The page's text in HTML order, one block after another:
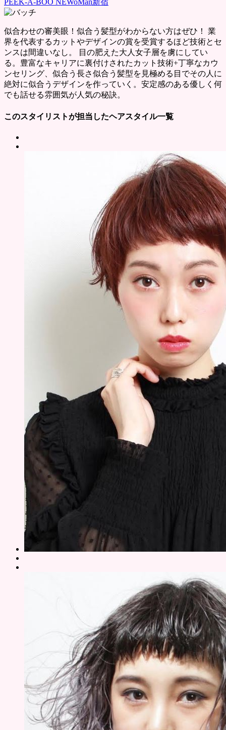
PEEK-A-BOO NEWoMan新宿
似合わせの審美眼！似合う髪型がわからない方はぜひ！ 業
界を代表するカットやデザインの賞を受賞するほど技術とセ
ンスは間違いなし。 目の肥えた大人女子層を虜にしてい
る。豊富なキャリアに裏付けされたカット技術+丁寧なカウ
ンセリング、似合う長さ似合う髪型を見極める目でその人に
絶対に似合うデザインを作っていく。安定感のある優しく何
でも話せる雰囲気が人気の秘訣。
このスタイリストが担当したヘアスタイル一覧